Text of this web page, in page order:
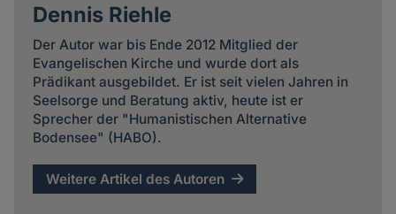
Dennis Riehle
Der Autor war bis Ende 2012 Mitglied der
Evangelischen Kirche und wurde dort als
Prädikant ausgebildet. Er ist seit vielen Jahren in
Seelsorge und Beratung aktiv, heute ist er
Sprecher der "Humanistischen Alternative
Bodensee" (HABO).
Weitere Artikel des Autoren